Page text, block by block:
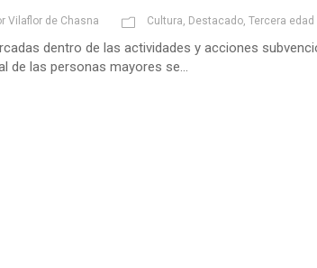
Vilaflor de Chasna Cultura, Destacado, Tercera edad
dentro de las actividades y acciones
de las personas mayores se...